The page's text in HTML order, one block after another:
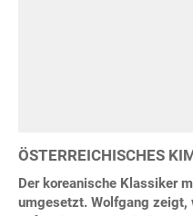
ÖSTERREICHISCHES
Der koreanische Klassiker
umgesetzt. Wolfgang zeigt,